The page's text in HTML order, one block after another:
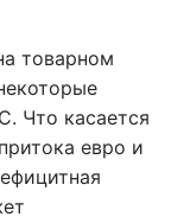
товарном
Что касается
евро и